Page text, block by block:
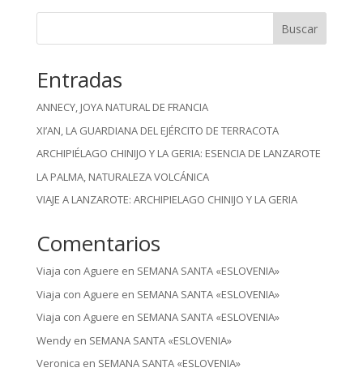
Buscar
Entradas
ANNECY, JOYA NATURAL DE FRANCIA
XI’AN, LA GUARDIANA DEL EJÉRCITO DE TERRACOTA
ARCHIPIÉLAGO CHINIJO Y LA GERIA: ESENCIA DE LANZAROTE
LA PALMA, NATURALEZA VOLCÁNICA
VIAJE A LANZAROTE: ARCHIPIELAGO CHINIJO Y LA GERIA
Comentarios
Viaja con Aguere en SEMANA SANTA «ESLOVENIA»
Viaja con Aguere en SEMANA SANTA «ESLOVENIA»
Viaja con Aguere en SEMANA SANTA «ESLOVENIA»
Wendyen SEMANA SANTA «ESLOVENIA»
Veronica en SEMANA SANTA «ESLOVENIA»